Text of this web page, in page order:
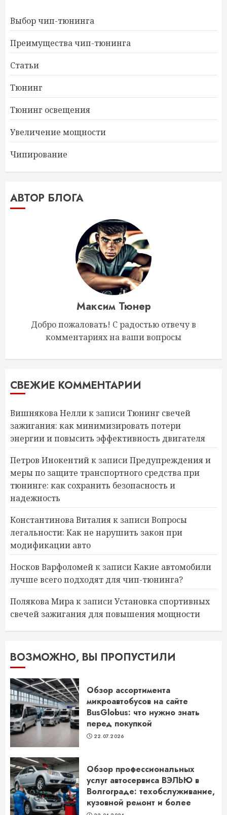
Выбор чип-тюнинга
Преимущества чип-тюнинга
Статьи
Тюнинг
Тюнинг освещения
Увеличение мощности
Чипирование
АВТОР БЛОГА
Максим Тюнер
Добро пожаловать! С радостью отвечу в
комментариях на ваши вопросы
СВЕЖИЕ КОММЕНТАРИИ
Вишнякова Неллик записиТюнинг свечей
зажигания: как минимизировать потери
энергии и повысить эффективность двигателя
Петров Инокентийк записиПредупреждения и
меры по защите транспортного средства при
тюнинге: как сохранить безопасность и
надежность
Константинова Виталияк записиВопросы
легальности: Как не нарушить закон при
модификации авто
Носков Варфоломейк записиКакие автомобили
лучше всего подходят для чип-тюнинга?
Полякова Мирак записиУстановка спортивных
свечей зажигания для повышения мощности
ВОЗМОЖНО, ВЫ ПРОПУСТИЛИ
Обзор ассортимента
микроавтобусов на сайте
BusGlobus: что нужно знать
перед покупкой
22.07.2026
Обзор профессиональных
услуг автосервиса ВЭЛЬЮ в
Волгограде: техобслуживание,
кузовной ремонт и более